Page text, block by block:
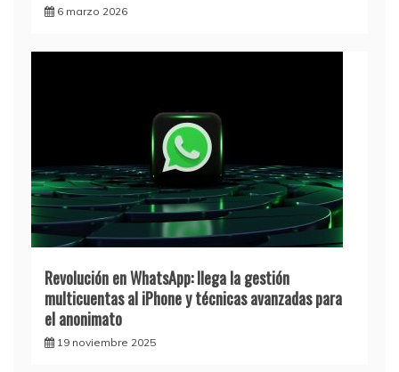
6 marzo 2026
Revolución en WhatsApp: llega la gestión
multicuentas al iPhone y técnicas avanzadas para
el anonimato
19 noviembre 2025